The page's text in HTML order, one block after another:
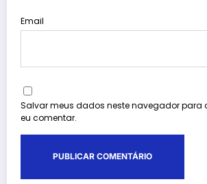
Email
Salvar meus dados neste navegador para
eu comentar.